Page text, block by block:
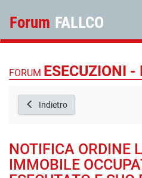
Forum FALLCO
FORUM ESECUZIONI
Indietro
NOTIFICA ORDINE
IMMOBILE